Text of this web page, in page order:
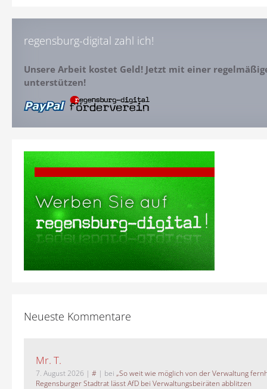
regensburg-digital zahl ich!
Unsere Arbeit kostet Geld! Jetzt mit einer
unterstützen!
Neueste Kommentare
Mr. T.
7. August 2026 | # | bei „So weit wie möglich von der Verwaltung
Regensburger Stadtrat lässt AfD bei Verwaltungsbeiräten abblitzen